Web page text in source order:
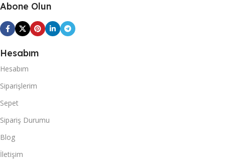
Abone Olun
Hesabım
Hesabım
Siparişlerim
Sepet
Sipariş Durumu
Blog
İletişim